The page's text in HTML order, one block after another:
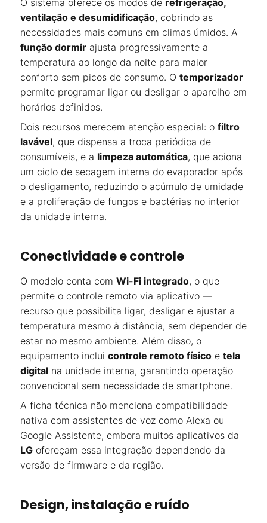
O sistema oferece os modos de refrigeração,
ventilação e desumidificação, cobrindo as
necessidades mais comuns em climas úmidos. A
função dormir ajusta progressivamente a
temperatura ao longo da noite para maior
conforto sem picos de consumo. O temporizador
permite programar ligar ou desligar o aparelho em
horários definidos.
Dois recursos merecem atenção especial: o filtro
lavável, que dispensa a troca periódica de
consumíveis, e a limpeza automática, que aciona
um ciclo de secagem interna do evaporador após
o desligamento, reduzindo o acúmulo de umidade
e a proliferação de fungos e bactérias no interior
da unidade interna.
Conectividade e controle
O modelo conta com Wi-Fi integrado, o que
permite o controle remoto via aplicativo —
recurso que possibilita ligar, desligar e ajustar a
temperatura mesmo à distância, sem depender de
estar no mesmo ambiente. Além disso, o
equipamento inclui controle remoto físico e tela
digital na unidade interna, garantindo operação
convencional sem necessidade de smartphone.
A ficha técnica não menciona compatibilidade
nativa com assistentes de voz como Alexa ou
Google Assistente, embora muitos aplicativos da
LG ofereçam essa integração dependendo da
versão de firmware e da região.
Design, instalação e ruído